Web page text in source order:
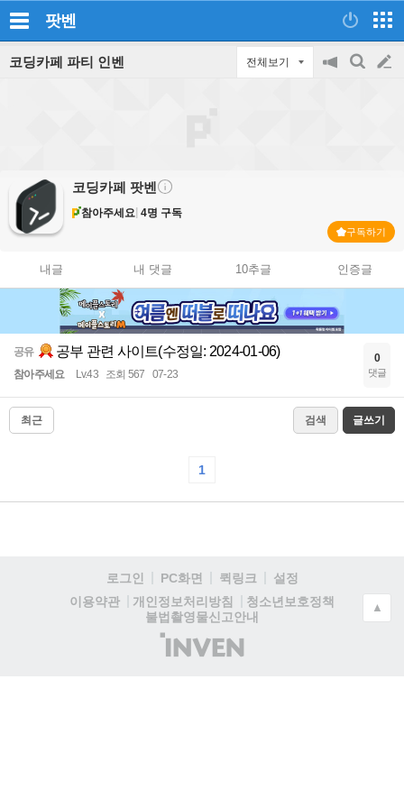
팟벤
코딩카페 파티 인벤 전체보기
코딩카페 팟벤
참아주세요 4명 구독
구독하기
내글 내 댓글 10추글 인증글
공유 공부 관련 사이트(수정일: 2024-01-06)
참아주세요 Lv.43 조회 567 07-23
0
댓글
최근 검색 글쓰기
1
로그인 PC화면 퀵링크
설정
이용약관
개인정보처리방침
청소년보호정책
불법촬영물신고안내
(주)
인
▲